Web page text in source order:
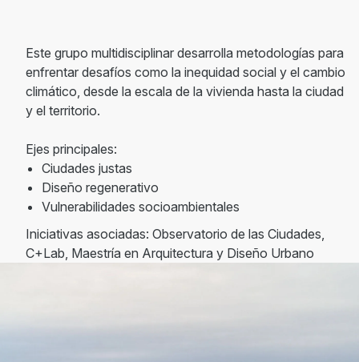
Este grupo multidisciplinar desarrolla metodologías para
enfrentar desafíos como la inequidad social y el cambio
climático, desde la escala de la vivienda hasta la ciudad
y el territorio.
Ejes principales:
Ciudades justas
Diseño regenerativo
Vulnerabilidades socioambientales
Iniciativas asociadas: Observatorio de las Ciudades,
C+Lab, Maestría en Arquitectura y Diseño Urbano